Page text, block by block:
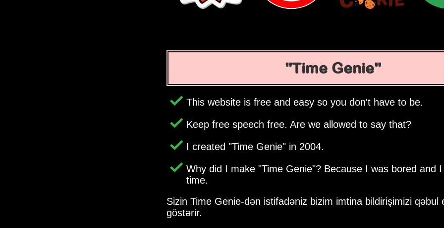
Time Genie
This website is free and easy so you don't have to be.
Keep free speech free. Are we allowed to say that?
I created Time Genie in 2004.
Why did I make Time Genie ? Because I was bored and
time.
Sizin Time Genie-dən istifadəniz bizim imtina bildirişimizi qəbul
göstərir.